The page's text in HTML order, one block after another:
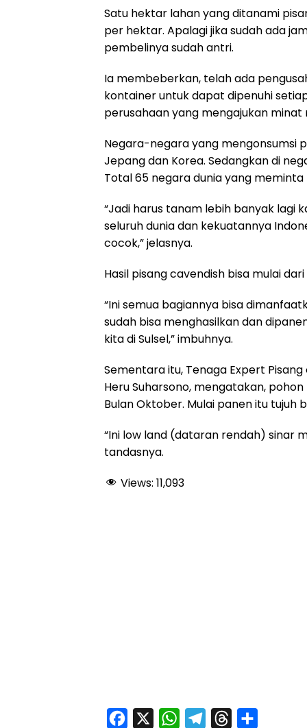
Satu hektar lahan yang ditanami
per hektar. Apalagi jika sudah ada
pembelinya sudah antri.
Ia membeberkan, telah ada
kontainer untuk dapat dipenuhi
perusahaan yang mengajukan minat
Negara-negara yang mengonsumsi
Jepang dan Korea. Sedangkan di
Total 65 negara dunia yang meminta
“Jadi harus tanam lebih banyak lagi
seluruh dunia dan kekuatannya
cocok,” jelasnya.
Hasil pisang cavendish bisa mulai
“Ini semua bagiannya bisa
sudah bisa menghasilkan dan
kita di Sulsel,” imbuhnya.
Sementara itu, Tenaga Expert
Heru Suharsono, mengatakan,
Bulan Oktober. Mulai panen itu tujuh
“Ini low land (dataran rendah) sinar
tandasnya.
Views: 11,093
W